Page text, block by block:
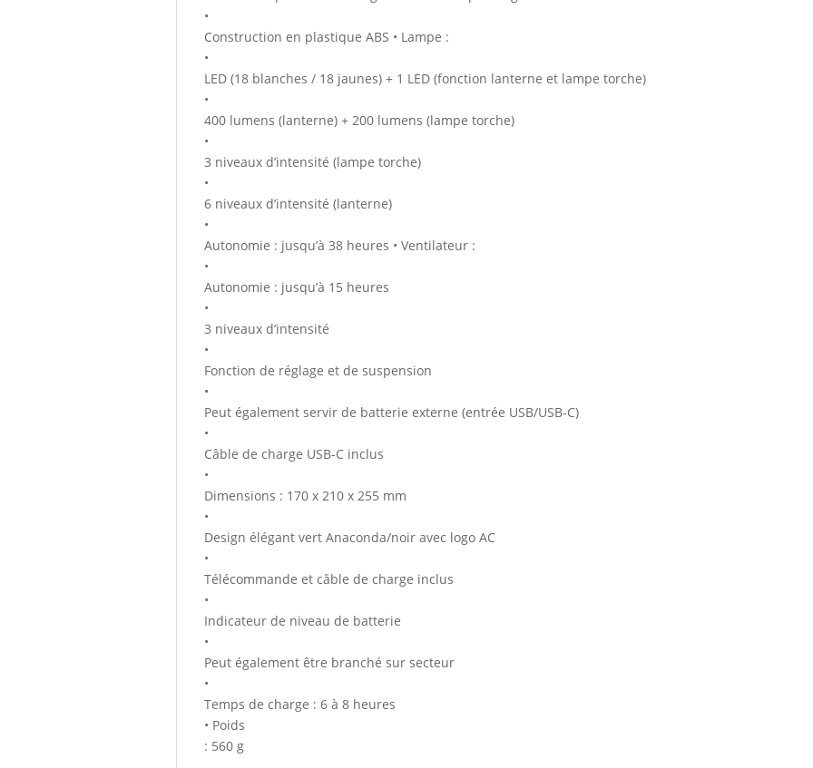
•
Construction en plastique ABS • Lampe :
•
LED (18 blanches / 18 jaunes) + 1 LED (fonction lanterne et lampe torche)
•
400 lumens (lanterne) + 200 lumens (lampe torche)
•
3 niveaux d’intensité (lampe torche)
•
6 niveaux d’intensité (lanterne)
•
Autonomie : jusqu’à 38 heures • Ventilateur :
•
Autonomie : jusqu’à 15 heures
•
3 niveaux d’intensité
•
Fonction de réglage et de suspension
•
Peut également servir de batterie externe (entrée USB/USB-C)
•
Câble de charge USB-C inclus
•
Dimensions : 170 x 210 x 255 mm
•
Design élégant vert Anaconda/noir avec logo AC
•
Télécommande et câble de charge inclus
•
Indicateur de niveau de batterie
•
Peut également être branché sur secteur
•
Temps de charge : 6 à 8 heures
• Poids
: 560 g